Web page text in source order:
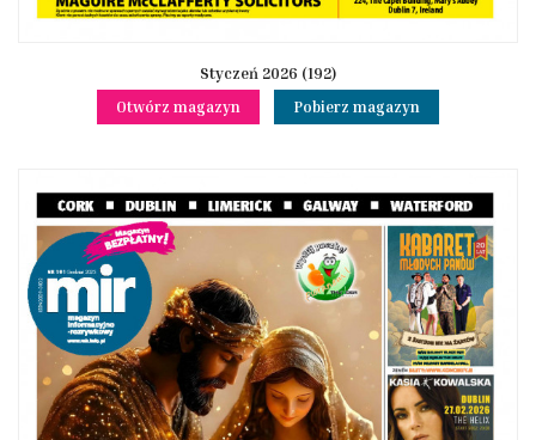
Styczeń 2026 (192)
Otwórz magazyn
Pobierz magazyn